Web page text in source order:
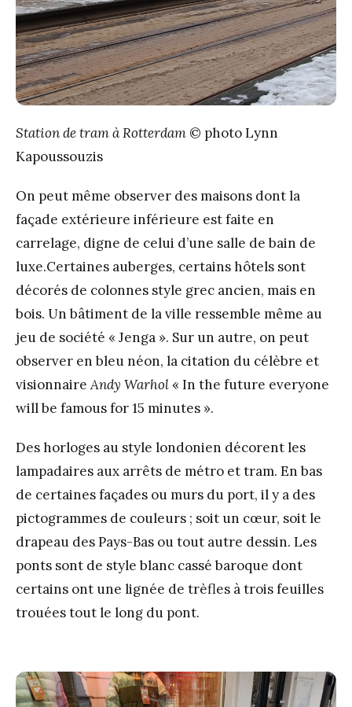
Station de tram à Rotterdam © photo Lynn
Kapoussouzis
On peut même observer des maisons dont la
façade extérieure inférieure est faite en
carrelage, digne de celui d’une salle de bain de
luxe.Certaines auberges, certains hôtels sont
décorés de colonnes style grec ancien, mais en
bois. Un bâtiment de la ville ressemble même au
jeu de société « Jenga ». Sur un autre, on peut
observer en bleu néon, la citation du célèbre et
visionnaireAndy Warhol« In the future everyone
will be famous for 15 minutes ».
Des horloges au style londonien décorent les
lampadaires aux arrêts de métro et tram. En bas
de certaines façades ou murs du port, il y a des
pictogrammes de couleurs ; soit un cœur, soit le
drapeau des Pays-Bas ou tout autre dessin. Les
ponts sont de style blanc cassé baroque dont
certains ont une lignée de trèfles à trois feuilles
trouées tout le long du pont.